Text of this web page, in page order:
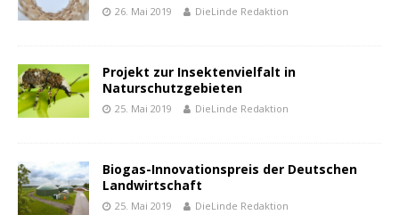
26. Mai 2019 DieLinde Redaktion
Projekt zur Insektenvielfalt in
Naturschutzgebieten
25. Mai 2019 DieLinde Redaktion
Biogas-Innovationspreis der Deutschen
Landwirtschaft
25. Mai 2019 DieLinde Redaktion